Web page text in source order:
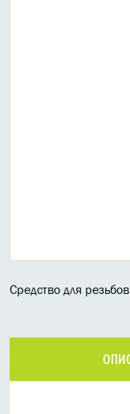
Средство для